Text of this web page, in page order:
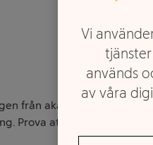
från akaciaträdens
Prova att ringla den över
Vi
används
av våra